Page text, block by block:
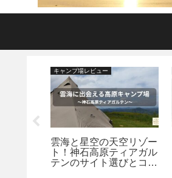
キャンプ場レビュー
雲海と星空の天空リゾー
ト！神石高原ティアガル
テンのサイト選びとコテ